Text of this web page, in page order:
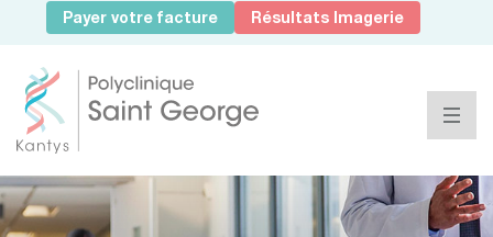
Payer votre facture Résultats Imagerie